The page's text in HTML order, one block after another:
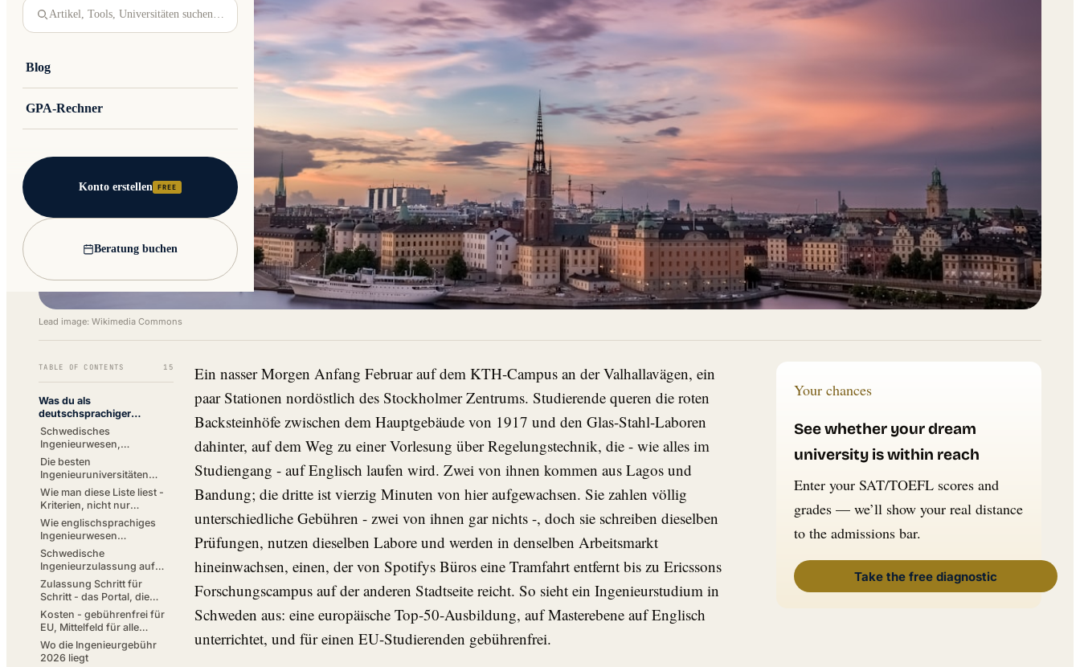
Artikel, Tools, Universitäten suchen…
Blog
GPA-Rechner
Konto erstellen FREE
Beratung buchen
Lead image: Wikimedia Commons
TABLE OF CONTENTS 15
Was du als
deutschsprachiger
Bewerber wissen musst
Schwedisches
Ingenieurwesen,
Kennzahlen 2026
Die besten
Ingenieuruniversitäten
Schwedens
Wie man diese Liste liest -
Kriterien, nicht nur
Rankings
Wie englischsprachiges
Ingenieurwesen
funktioniert - Abschlüsse,
die EU-Teilung und
Sprache
Schwedische
Ingenieurzulassung auf
einen Blick
Zulassung Schritt für
Schritt - das Portal, die
Mathematik und das
Motivationsschreiben
Kosten - gebührenfrei für
EU, Mittelfeld für alle
anderen
Wo die Ingenieurgebühr
2026 liegt
Your chances
See whether your dream
university is within reach
Enter your SAT/TOEFL scores and
grades — we’ll show your real distance
to the admissions bar.
Take the free diagnostic
Ein nasser Morgen Anfang Februar auf dem KTH-Campus an der Valhallavägen, ein
paar Stationen nordöstlich des Stockholmer Zentrums. Studierende queren die roten
Backsteinhöfe zwischen dem Hauptgebäude von 1917 und den Glas-Stahl-Laboren
dahinter, auf dem Weg zu einer Vorlesung über Regelungstechnik, die - wie alles im
Studiengang - auf Englisch laufen wird. Zwei von ihnen kommen aus Lagos und
Bandung; die dritte ist vierzig Minuten von hier aufgewachsen. Sie zahlen völlig
unterschiedliche Gebühren - zwei von ihnen gar nichts -, doch sie schreiben dieselben
Prüfungen, nutzen dieselben Labore und werden in denselben Arbeitsmarkt
hineinwachsen, einen, der von Spotifys Büros eine Tramfahrt entfernt bis zu Ericssons
Forschungscampus auf der anderen Stadtseite reicht. So sieht ein Ingenieurstudium in
Schweden aus: eine europäische Top-50-Ausbildung, auf Masterebene auf Englisch
unterrichtet, und für einen EU-Studierenden gebührenfrei.